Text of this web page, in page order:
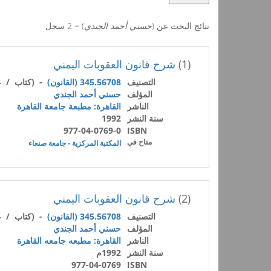
نتائج البحث عن (حسني أحمد الجندي) = 2 سجل
(1) شرح قانون العقوبات اليمني
التصنيف 345.56708 (القانون)
- (كتاب /
المؤلف حسني أحمد الجندي
الناشر
القاهرة: مطبعة جامعة القاهرة
سنة النشر
1992
ISBN
977-04-0769-0
متاح في المكتبة المركزية - جامعة صنعاء
(2) شرح قانون العقوبات اليمني
التصنيف 345.56708 (القانون)
- (كتاب /
المؤلف حسني أحمد الجندي
الناشر
القاهرة: مطبعه جامعه القاهرة
سنة النشر
1992م
ISBN
977-04-0769